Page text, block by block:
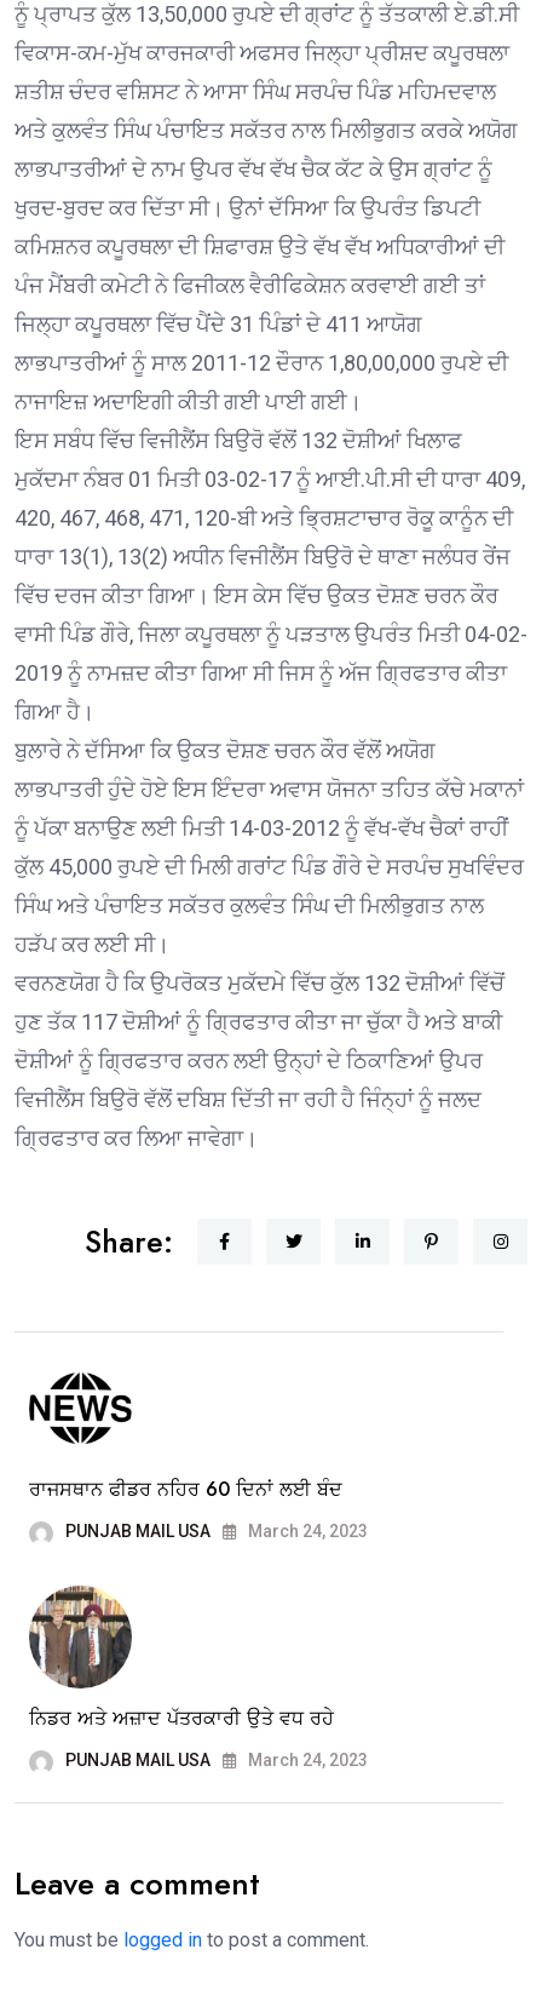
ਨੂੰ ਪ੍ਰਾਪਤ ਕੁੱਲ 13,50,000 ਰੁਪਏ ਦੀ ਗ੍ਰਾਂਟ ਨੂੰ ਤੱਤਕਾਲੀ ਏ.ਡੀ.ਸੀ
ਵਿਕਾਸ-ਕਮ-ਮੁੱਖ ਕਾਰਜਕਾਰੀ ਅਫਸਰ ਜਿਲ੍ਹਾ ਪ੍ਰੀਸ਼ਦ ਕਪੂਰਥਲਾ
ਸ਼ਤੀਸ਼ ਚੰਦਰ ਵਸ਼ਿਸਟ ਨੇ ਆਸਾ ਸਿੰਘ ਸਰਪੰਚ ਪਿੰਡ ਮਹਿਮਦਵਾਲ
ਅਤੇ ਕੁਲਵੰਤ ਸਿੰਘ ਪੰਚਾਇਤ ਸਕੱਤਰ ਨਾਲ ਮਿਲੀਭੁਗਤ ਕਰਕੇ ਅਯੋਗ
ਲਾਭਪਾਤਰੀਆਂ ਦੇ ਨਾਮ ਉਪਰ ਵੱਖ ਵੱਖ ਚੈਕ ਕੱਟ ਕੇ ਉਸ ਗ੍ਰਾਂਟ ਨੂੰ
ਖੁਰਦ-ਬੁਰਦ ਕਰ ਦਿੱਤਾ ਸੀ। ਉਨਾਂ ਦੱਸਿਆ ਕਿ ਉਪਰੰਤ ਡਿਪਟੀ
ਕਮਿਸ਼ਨਰ ਕਪੂਰਥਲਾ ਦੀ ਸ਼ਿਫਾਰਸ਼ ਉਤੇ ਵੱਖ ਵੱਖ ਅਧਿਕਾਰੀਆਂ ਦੀ
ਪੰਜ ਮੈਂਬਰੀ ਕਮੇਟੀ ਨੇ ਫਿਜੀਕਲ ਵੈਰੀਫਿਕੇਸ਼ਨ ਕਰਵਾਈ ਗਈ ਤਾਂ
ਜਿਲ੍ਹਾ ਕਪੂਰਥਲਾ ਵਿੱਚ ਪੈਂਦੇ 31 ਪਿੰਡਾਂ ਦੇ 411 ਆਯੋਗ
ਲਾਭਪਾਤਰੀਆਂ ਨੂੰ ਸਾਲ 2011-12 ਦੌਰਾਨ 1,80,00,000 ਰੁਪਏ ਦੀ
ਨਾਜਾਇਜ਼ ਅਦਾਇਗੀ ਕੀਤੀ ਗਈ ਪਾਈ ਗਈ।
ਇਸ ਸਬੰਧ ਵਿੱਚ ਵਿਜੀਲੈਂਸ ਬਿਉਰੋ ਵੱਲੋਂ 132 ਦੋਸ਼ੀਆਂ ਖਿਲਾਫ
ਮੁਕੱਦਮਾ ਨੰਬਰ 01 ਮਿਤੀ 03-02-17 ਨੂੰ ਆਈ.ਪੀ.ਸੀ ਦੀ ਧਾਰਾ 409,
420, 467, 468, 471, 120-ਬੀ ਅਤੇ ਭ੍ਰਿਸ਼ਟਾਚਾਰ ਰੋਕੂ ਕਾਨੂੰਨ ਦੀ
ਧਾਰਾ 13(1), 13(2) ਅਧੀਨ ਵਿਜੀਲੈਂਸ ਬਿਉਰੋ ਦੇ ਥਾਣਾ ਜਲੰਧਰ ਰੇਂਜ
ਵਿੱਚ ਦਰਜ ਕੀਤਾ ਗਿਆ। ਇਸ ਕੇਸ ਵਿੱਚ ਉਕਤ ਦੋਸ਼ਣ ਚਰਨ ਕੌਰ
ਵਾਸੀ ਪਿੰਡ ਗੌਰੇ, ਜਿਲਾ ਕਪੂਰਥਲਾ ਨੂੰ ਪੜਤਾਲ ਉਪਰੰਤ ਮਿਤੀ 04-02-
2019 ਨੂੰ ਨਾਮਜ਼ਦ ਕੀਤਾ ਗਿਆ ਸੀ ਜਿਸ ਨੂੰ ਅੱਜ ਗ੍ਰਿਫਤਾਰ ਕੀਤਾ
ਗਿਆ ਹੈ।
ਬੁਲਾਰੇ ਨੇ ਦੱਸਿਆ ਕਿ ਉਕਤ ਦੋਸ਼ਣ ਚਰਨ ਕੌਰ ਵੱਲੋਂ ਅਯੋਗ
ਲਾਭਪਾਤਰੀ ਹੁੰਦੇ ਹੋਏ ਇਸ ਇੰਦਰਾ ਅਵਾਸ ਯੋਜਨਾ ਤਹਿਤ ਕੱਚੇ ਮਕਾਨਾਂ
ਨੂੰ ਪੱਕਾ ਬਨਾਉਣ ਲਈ ਮਿਤੀ 14-03-2012 ਨੂੰ ਵੱਖ-ਵੱਖ ਚੈਕਾਂ ਰਾਹੀਂ
ਕੁੱਲ 45,000 ਰੁਪਏ ਦੀ ਮਿਲੀ ਗਰਾਂਟ ਪਿੰਡ ਗੌਰੇ ਦੇ ਸਰਪੰਚ ਸੁਖਵਿੰਦਰ
ਸਿੰਘ ਅਤੇ ਪੰਚਾਇਤ ਸਕੱਤਰ ਕੁਲਵੰਤ ਸਿੰਘ ਦੀ ਮਿਲੀਭੁਗਤ ਨਾਲ
ਹੜੱਪ ਕਰ ਲਈ ਸੀ।
ਵਰਨਣਯੋਗ ਹੈ ਕਿ ਉਪਰੋਕਤ ਮੁਕੱਦਮੇ ਵਿੱਚ ਕੁੱਲ 132 ਦੋਸ਼ੀਆਂ ਵਿੱਚੋਂ
ਹੁਣ ਤੱਕ 117 ਦੋਸ਼ੀਆਂ ਨੂੰ ਗ੍ਰਿਫਤਾਰ ਕੀਤਾ ਜਾ ਚੁੱਕਾ ਹੈ ਅਤੇ ਬਾਕੀ
ਦੋਸ਼ੀਆਂ ਨੂੰ ਗ੍ਰਿਫਤਾਰ ਕਰਨ ਲਈ ਉਨ੍ਹਾਂ ਦੇ ਠਿਕਾਣਿਆਂ ਉਪਰ
ਵਿਜੀਲੈਂਸ ਬਿਉਰੋ ਵੱਲੋਂ ਦਬਿਸ਼ ਦਿੱਤੀ ਜਾ ਰਹੀ ਹੈ ਜਿੰਨ੍ਹਾਂ ਨੂੰ ਜਲਦ
ਗ੍ਰਿਫਤਾਰ ਕਰ ਲਿਆ ਜਾਵੇਗਾ।
Share:
ਰਾਜਸਥਾਨ ਫੀਡਰ ਨਹਿਰ 60 ਦਿਨਾਂ ਲਈ ਬੰਦ
PUNJAB MAIL USA March 24, 2023
ਨਿਡਰ ਅਤੇ ਅਜ਼ਾਦ ਪੱਤਰਕਾਰੀ ਉਤੇ ਵਧ ਰਹੇ
PUNJAB MAIL USA March 24, 2023
Leave a comment
You must be logged in to post a comment.